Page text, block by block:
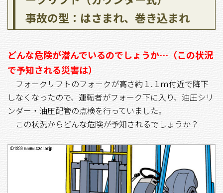
事故の型：はさまれ、巻き込まれ
どんな危険が潜んでいるのでしょうか…（この状況
で予知される災害は）
フォークリフトのフォークが高さ約１.１ｍ付近で降下
しなくなったので、運転者がフォーク下に入り、油圧シリ
ンダー・油圧配管の点検を行っていました。
この状況からどんな危険が予知されるでしょうか？